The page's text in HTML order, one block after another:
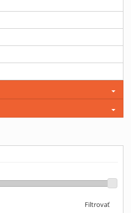
Filtrovať